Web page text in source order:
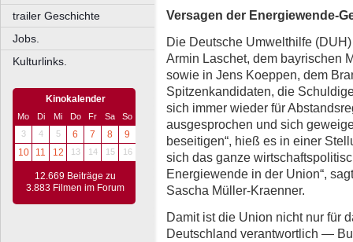
trailer Geschichte
Jobs.
Kulturlinks.
Kinokalender
Mo Di Mi Do Fr Sa
So
3
4 5 6 7 8
9
10
11 12 13 14 15 16
12.669 Beiträge zu
3.883 Filmen im Forum
Versagen der Energiewende-
Die Deutsche Umwelthilfe
Armin Laschet, dem bayrischen
sowie in Jens Koeppen, dem
Spitzenkandidaten, die
sich immer wieder für
ausgesprochen und sich
beseitigen“, hieß es in einer
sich das ganze
Energiewende in der Union“,
Sascha Müller-Kraenner.
Damit ist die Union nicht nur für
Deutschland verantwortlich —